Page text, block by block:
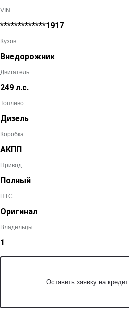
VIN
*************1917
Кузов
Внедорожник
Двигатель
249 л.с.
Топливо
Дизель
Коробка
АКПП
Привод
Полный
ПТС
Оригинал
Владельцы
1
Оставить заявку на кредит